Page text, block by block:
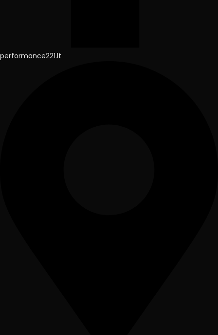
performance221.lt